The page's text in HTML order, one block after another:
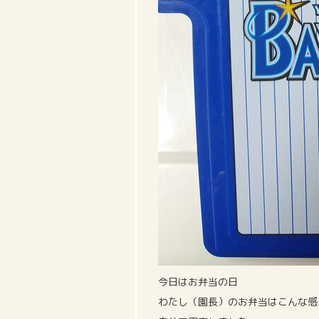
今日はお弁当の日
わたし（園長）のお弁当はこんな